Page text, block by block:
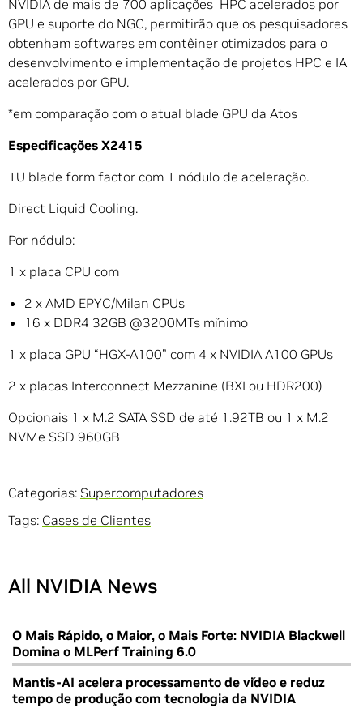
NVIDIA de mais de 700 aplicações HPC acelerados por
GPU e suporte do NGC, permitirão que os pesquisadores
obtenham softwares em contêiner otimizados para o
desenvolvimento e implementação de projetos HPC e IA
acelerados por GPU.
*em comparação com o atual blade GPU da Atos
Especificações X2415
1U blade form factor com 1 nódulo de aceleração.
Direct Liquid Cooling.
Por nódulo:
1 x placa CPU com
2 x AMD EPYC/Milan CPUs
16 x DDR4 32GB @3200MTs mínimo
1 x placa GPU “HGX-A100” com 4 x NVIDIA A100 GPUs
2 x placas Interconnect Mezzanine (BXI ou HDR200)
Opcionais 1 x M.2 SATA SSD de até 1.92TB ou 1 x M.2
NVMe SSD 960GB
Categorias: Supercomputadores
Tags: Cases de Clientes
All NVIDIA News
O Mais Rápido, o Maior, o Mais Forte: NVIDIA Blackwell
Domina o MLPerf Training 6.0
Mantis-AI acelera processamento de vídeo e reduz
tempo de produção com tecnologia da NVIDIA